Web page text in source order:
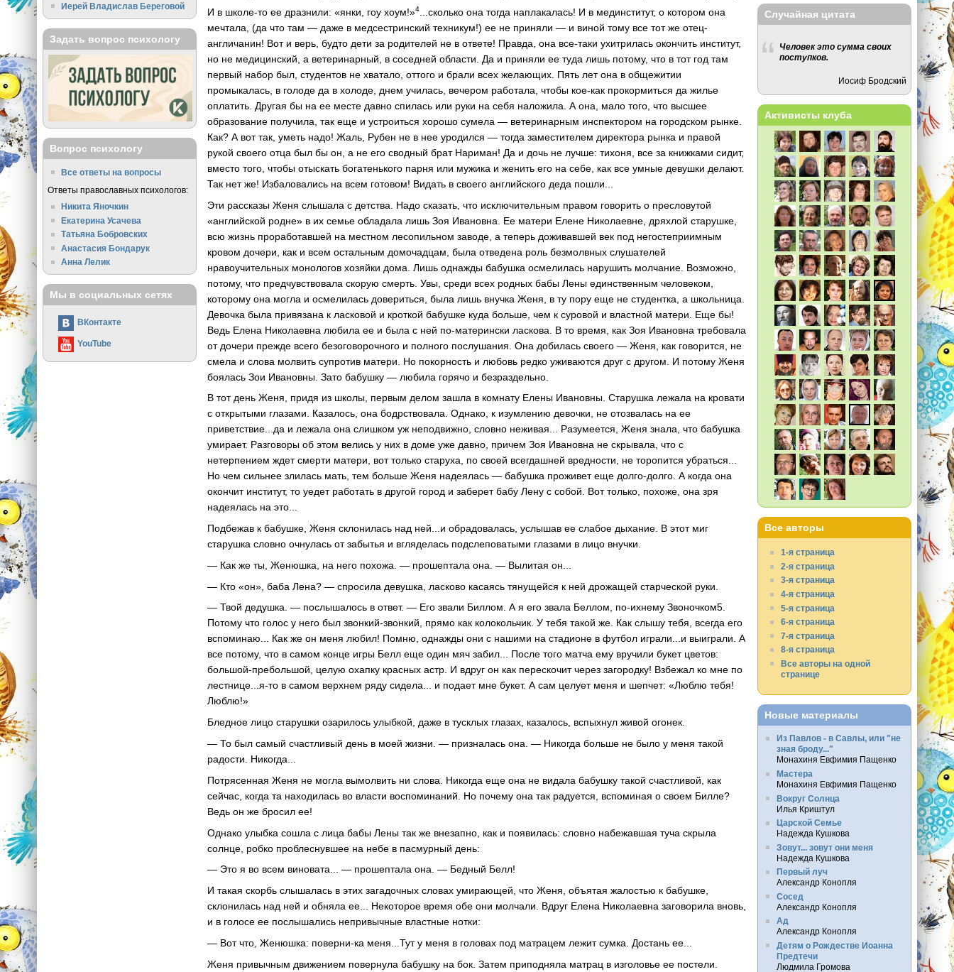
И в школе-то ее дразнили: «янки, гоу хоум!»4
...сколько она тогда наплакалась! И в мединститут, о котором она
мечтала, (да что там — даже в медсестринский техникум!) ее не приняли — и виной тому все тот же отец-
англичанин! Вот и верь, будто дети за родителей не в ответе! Правда, она все-таки ухитрилась окончить институт,
но не медицинский, а ветеринарный, в соседней области. Да и приняли ее туда лишь потому, что в тот год там
первый набор был, студентов не хватало, оттого и брали всех желающих. Пять лет она в общежитии
промыкалась, в голоде да в холоде, днем училась, вечером работала, чтобы кое-как прокормиться да жилье
оплатить. Другая бы на ее месте давно спилась или руки на себя наложила. А она, мало того, что высшее
образование получила, так еще и устроиться хорошо сумела — ветеринарным инспектором на городском рынке.
Как? А вот так, уметь надо! Жаль, Рубен не в нее уродился — тогда заместителем директора рынка и правой
рукой своего отца был бы он, а не его сводный брат Нариман! Да и дочь не лучше: тихоня, все за книжками сидит,
вместо того, чтобы отыскать богатенького парня или мужика и женить его на себе, как все умные девушки делают.
Так нет же! Избаловались на всем готовом! Видать в своего английского деда пошли...
Эти рассказы Женя слышала с детства. Надо сказать, что исключительным правом говорить о пресловутой
«английской родне» в их семье обладала лишь Зоя Ивановна. Ее матери Елене Николаевне, дряхлой старушке,
всю жизнь проработавшей на местном лесопильном заводе, а теперь доживавшей век под негостеприимным
кровом дочери, как и всем остальным домочадцам, была отведена роль безмолвных слушателей
нравоучительных монологов хозяйки дома. Лишь однажды бабушка осмелилась нарушить молчание. Возможно,
потому, что предчувствовала скорую смерть. Увы, среди всех родных бабы Лены единственным человеком,
которому она могла и осмелилась довериться, была лишь внучка Женя, в ту пору еще не студентка, а школьница.
Девочка была привязана к ласковой и кроткой бабушке куда больше, чем к суровой и властной матери. Еще бы!
Ведь Елена Николаевна любила ее и была с ней по-матерински ласкова. В то время, как Зоя Ивановна требовала
от дочери прежде всего безоговорочного и полного послушания. Она добилась своего — Женя, как говорится, не
смела и слова молвить супротив матери. Но покорность и любовь редко уживаются друг с другом. И потому Женя
боялась Зои Ивановны. Зато бабушку — любила горячо и безраздельно.
В тот день Женя, придя из школы, первым делом зашла в комнату Елены Ивановны. Старушка лежала на кровати
с открытыми глазами. Казалось, она бодрствовала. Однако, к изумлению девочки, не отозвалась на ее
приветствие...да и лежала она слишком уж неподвижно, словно неживая... Разумеется, Женя знала, что бабушка
умирает. Разговоры об этом велись у них в доме уже давно, причем Зоя Ивановна не скрывала, что с
нетерпением ждет смерти матери, вот только старуха, по своей всегдашней вредности, не торопится убраться...
Но чем сильнее злилась мать, тем больше Женя надеялась — бабушка проживет еще долго-долго. А когда она
окончит институт, то уедет работать в другой город и заберет бабу Лену с собой. Вот только, похоже, она зря
надеялась на это...
Подбежав к бабушке, Женя склонилась над ней...и обрадовалась, услышав ее слабое дыхание. В этот миг
старушка словно очнулась от забытья и вгляделась подслеповатыми глазами в лицо внучки.
— Как же ты, Женюшка, на него похожа. — прошептала она. — Вылитая он...
— Кто «он», баба Лена? — спросила девушка, ласково касаясь тянущейся к ней дрожащей старческой руки.
— Твой дедушка. — послышалось в ответ. — Его звали Биллом. А я его звала Беллом, по-ихнему Звоночком5.
Потому что голос у него был звонкий-звонкий, прямо как колокольчик. У тебя такой же. Как слышу тебя, всегда его
вспоминаю... Как же он меня любил! Помню, однажды они с нашими на стадионе в футбол играли...и выиграли. А
все потому, что в самом конце игры Белл еще один мяч забил... После того матча ему вручили букет цветов:
большой-пребольшой, целую охапку красных астр. И вдруг он как перескочит через загородку! Взбежал ко мне по
лестнице...я-то в самом верхнем ряду сидела... и подает мне букет. А сам целует меня и шепчет: «Люблю тебя!
Люблю!»
Бледное лицо старушки озарилось улыбкой, даже в тусклых глазах, казалось, вспыхнул живой огонек.
— То был самый счастливый день в моей жизни. — призналась она. — Никогда больше не было у меня такой
радости. Никогда...
Потрясенная Женя не могла вымолвить ни слова. Никогда еще она не видала бабушку такой счастливой, как
сейчас, когда та находилась во власти воспоминаний. Но почему она так радуется, вспоминая о своем Билле?
Ведь он же бросил ее!
Однако улыбка сошла с лица бабы Лены так же внезапно, как и появилась: словно набежавшая туча скрыла
солнце, робко проблеснувшее на небе в пасмурный день:
— Это я во всем виновата... — прошептала она. — Бедный Белл!
И такая скорбь слышалась в этих загадочных словах умирающей, что Женя, объятая жалостью к бабушке,
склонилась над ней и обняла ее... Некоторое время обе они молчали. Вдруг Елена Николаевна заговорила вновь,
и в голосе ее послышались непривычные властные нотки:
— Вот что, Женюшка: поверни-ка меня...Тут у меня в головах под матрацем лежит сумка. Достань ее...
Женя привычным движением повернула бабушку на бок. Затем приподняла матрац в изголовье ее постели.
Иерей Владислав Береговой
Задать вопрос психологу
Вопрос психологу
Все ответы на вопросы
Ответы православных психологов:
Никита Яночкин
Екатерина Усачева
Татьяна Бобровских
Анастасия Бондарук
Анна Лелик
Мы в социальных сетях
ВКонтакте
YouTube
Случайная цитата
Человек это сумма своих
поступков.
Иосиф Бродский
Активисты клуба
Все авторы
1-я страница
2-я страница
3-я страница
4-я страница
5-я страница
6-я страница
7-я страница
8-я страница
Все авторы на одной
странице
Новые материалы
Из Павлов - в Савлы, или "не
зная броду..."
Монахиня Евфимия Пащенко
Мастера
Монахиня Евфимия Пащенко
Вокруг Солнца
Илья Криштул
Царской Семье
Надежда Кушкова
Зовут... зовут они меня
Надежда Кушкова
Первый луч
Александр Конопля
Сосед
Александр Конопля
Ад
Александр Конопля
Детям о Рождестве Иоанна
Предтечи
Людмила Громова